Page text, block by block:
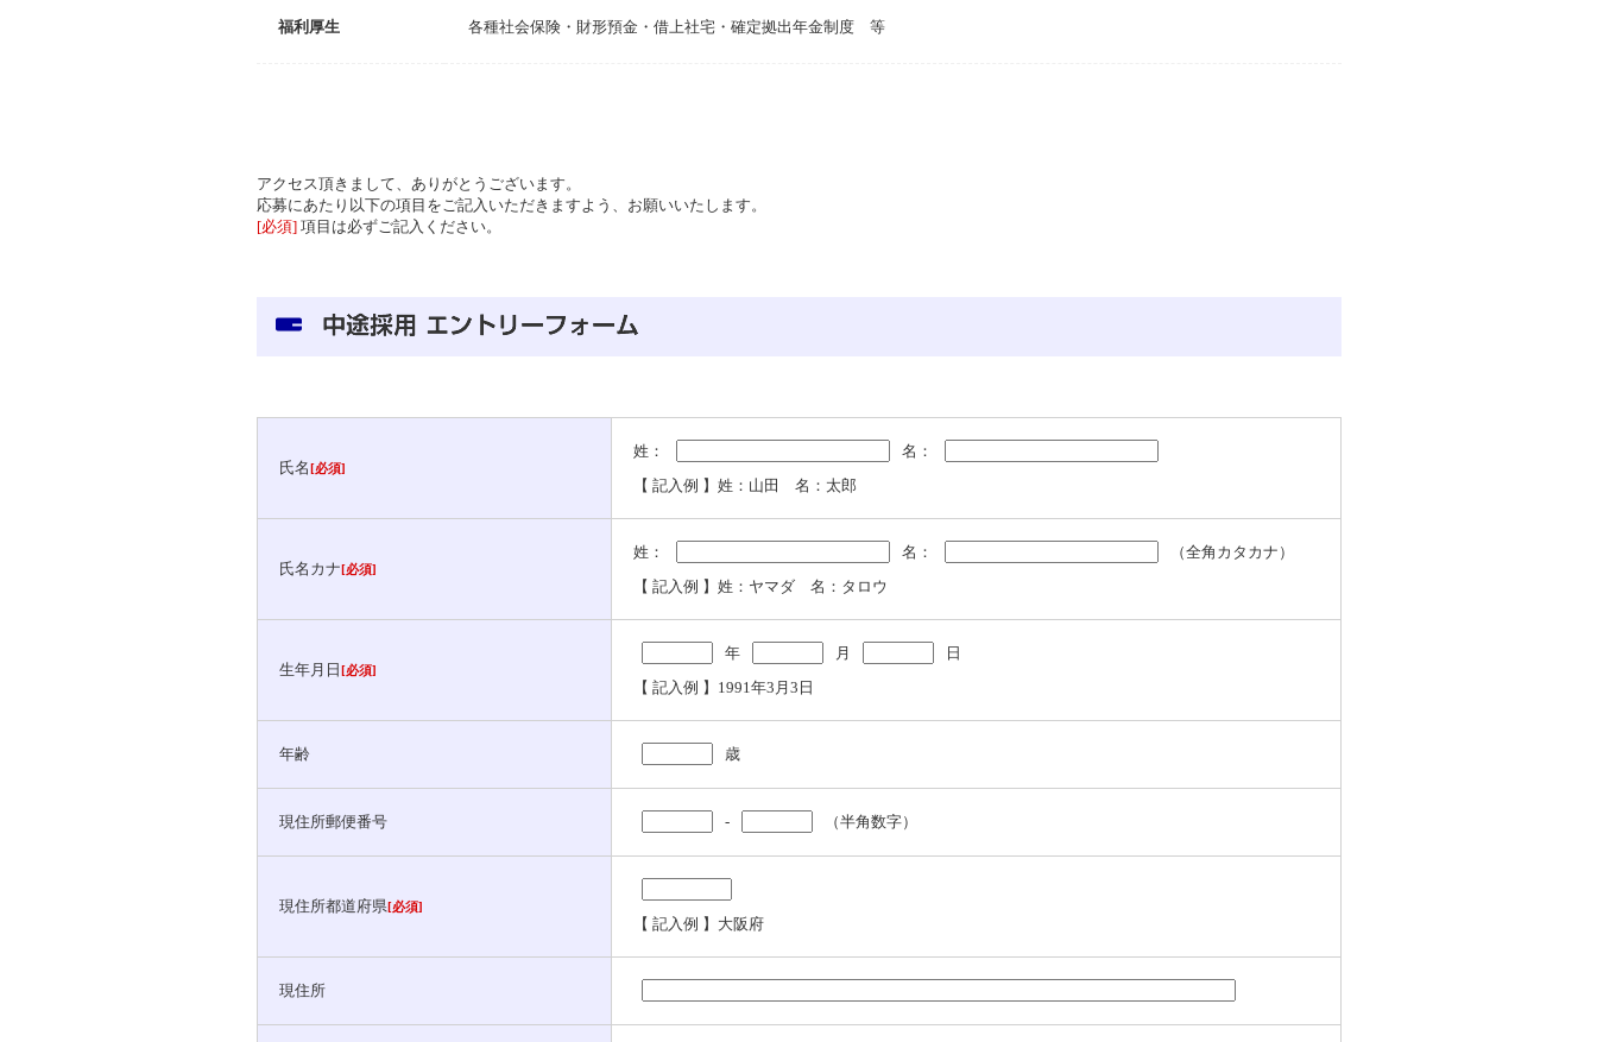
福利厚生 各種社会保険・財形預金・借上社宅・確定拠出年金制度 等
アクセス頂きまして、ありがとうございます。
応募にあたり以下の項目をご記入いただきますよう、お願いいたします。
[必須]項目は必ずご記入ください。
氏名[必須]
姓：
名：
【 記入例 】姓：山田 名：太郎
氏名カナ[必須]
姓： 名：
（全角カタカナ）
【 記入例 】姓：ヤマダ 名：タロウ
生年月日 [必須]
年 月
日
【 記入例 】1991年3月3日
年齢 歳
現住所郵便番号 - （半角数字）
現住所都道府県[必須]
【 記入例 】大阪府
現住所